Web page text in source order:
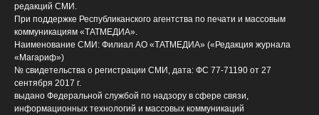
редакций СМИ.
При поддержке Республиканского агентства по печати и массовым
коммуникациям «ТАТМЕДИА».
Наименование СМИ: Филиал АО «ТАТМЕДИА» («Редакция журнала
«Магариф»)
№ свидетельства о регистрации СМИ, дата: ФС 77-71190 от 27
сентября 2017 г.
выдано Федеральной службой по надзору в сфере связи,
информационных технологий и массовых коммуникаций